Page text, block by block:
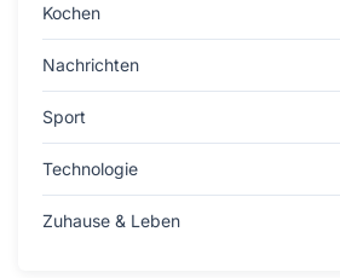
Kochen
Nachrichten
Sport
Technologie
Zuhause & Leben